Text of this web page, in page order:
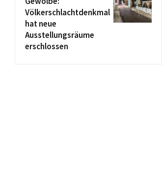
Völkerschlachtdenkmal
hat neue
Ausstellungsräume
erschlossen